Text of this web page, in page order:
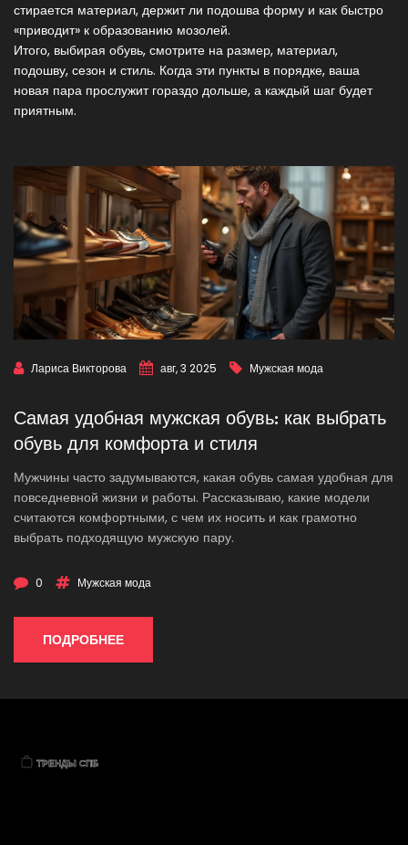
стирается материал, держит ли подошва форму и как быстро
«приводит» к образованию мозолей.
Итого, выбирая обувь, смотрите на размер, материал,
подошву, сезон и стиль. Когда эти пункты в порядке, ваша
новая пара прослужит гораздо дольше, а каждый шаг будет
приятным.
Лариса Викторова авг, 3 2025 Мужская мода
Самая удобная мужская обувь: как выбрать
обувь для комфорта и стиля
Мужчины часто задумываются, какая обувь самая удобная для
повседневной жизни и работы. Рассказываю, какие модели
считаются комфортными, с чем их носить и как грамотно
выбрать подходящую мужскую пару.
0 Мужская мода
ПОДРОБНЕЕ